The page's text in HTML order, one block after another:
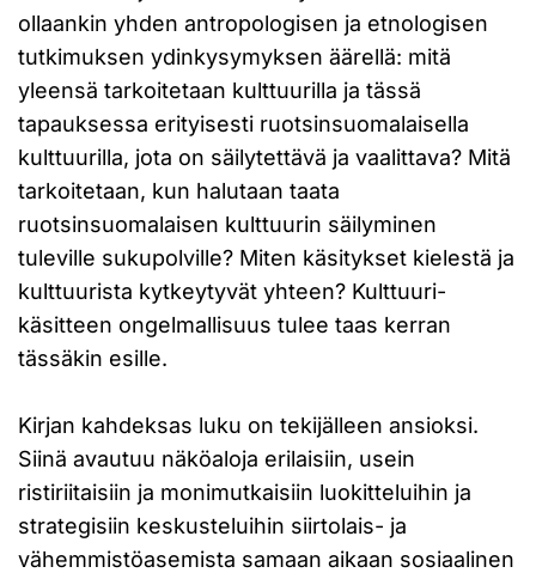
ollaankin yhden antropologisen ja etnologisen
tutkimuksen ydinkysymyksen äärellä: mitä
yleensä tarkoitetaan kulttuurilla ja tässä
tapauksessa erityisesti ruotsinsuomalaisella
kulttuurilla, jota on säilytettävä ja vaalittava? Mitä
tarkoitetaan, kun halutaan taata
ruotsinsuomalaisen kulttuurin säilyminen
tuleville sukupolville? Miten käsitykset kielestä ja
kulttuurista kytkeytyvät yhteen? Kulttuuri-
käsitteen ongelmallisuus tulee taas kerran
tässäkin esille.
Kirjan kahdeksas luku on tekijälleen ansioksi.
Siinä avautuu näköaloja erilaisiin, usein
ristiriitaisiin ja monimutkaisiin luokitteluihin ja
strategisiin keskusteluihin siirtolais- ja
vähemmistöasemista samaan aikaan sosiaalinen